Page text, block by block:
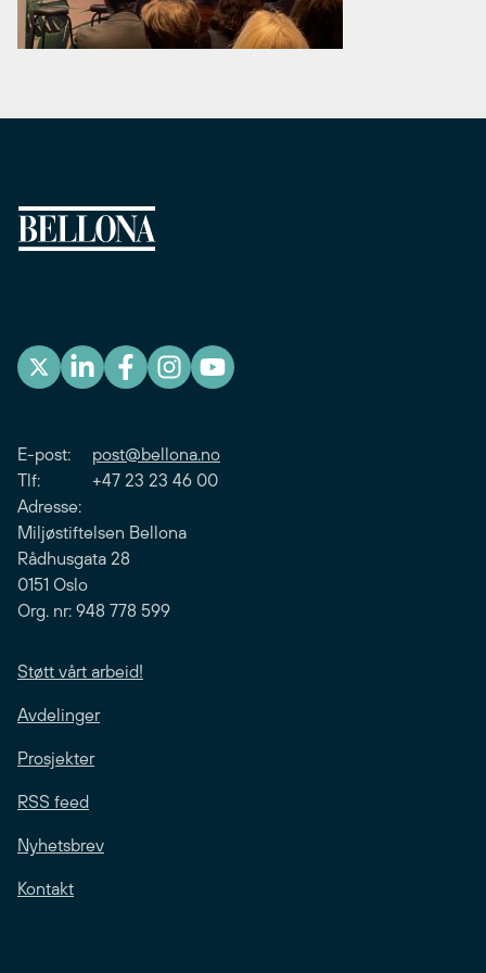
E-post: post@bellona.no
Tlf: +47 23 23 46 00
Adresse:
Miljøstiftelsen Bellona
Rådhusgata 28
0151 Oslo
Org. nr: 948 778 599
Støtt vårt arbeid!
Avdelinger
Prosjekter
RSS feed
Nyhetsbrev
Kontakt